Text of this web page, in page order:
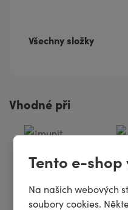
Tento e-
Na našich webových
soubory cookies.
Všechny složky
Vhodné při
Imunita